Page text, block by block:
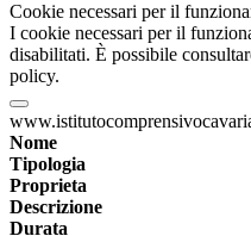
Cookie necessari per il
I cookie necessari per il
disabilitati. È possibile
policy.
Nome
Tipologia
Proprieta
Descrizione
Durata